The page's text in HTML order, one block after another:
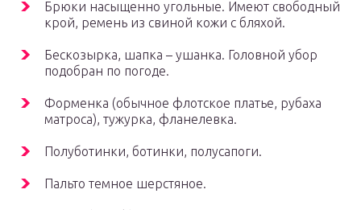
Брюки насыщенно угольные. Имеют свободный
крой, ремень из свиной кожи с бляхой.
Бескозырка, шапка – ушанка. Головной убор
подобран по погоде.
Форменка (обычное флотское платье, рубаха
матроса), тужурка, фланелевка.
Полуботинки, ботинки, полусапоги.
Пальто темное шерстяное.